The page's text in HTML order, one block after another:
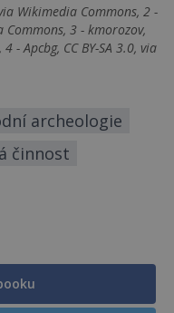
Wikimedia Commons, 2 -
Commons, 3 - kmorozov,
- Apcbg, CC BY-SA 3.0, via
archeologie
činnost